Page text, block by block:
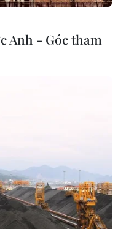
Anh - Góc tham